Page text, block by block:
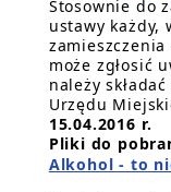
Stosownie do
ustawy
może zgłosić
należy
Urzędu
15.04.2016 r.
Pliki do
Alkohol - to